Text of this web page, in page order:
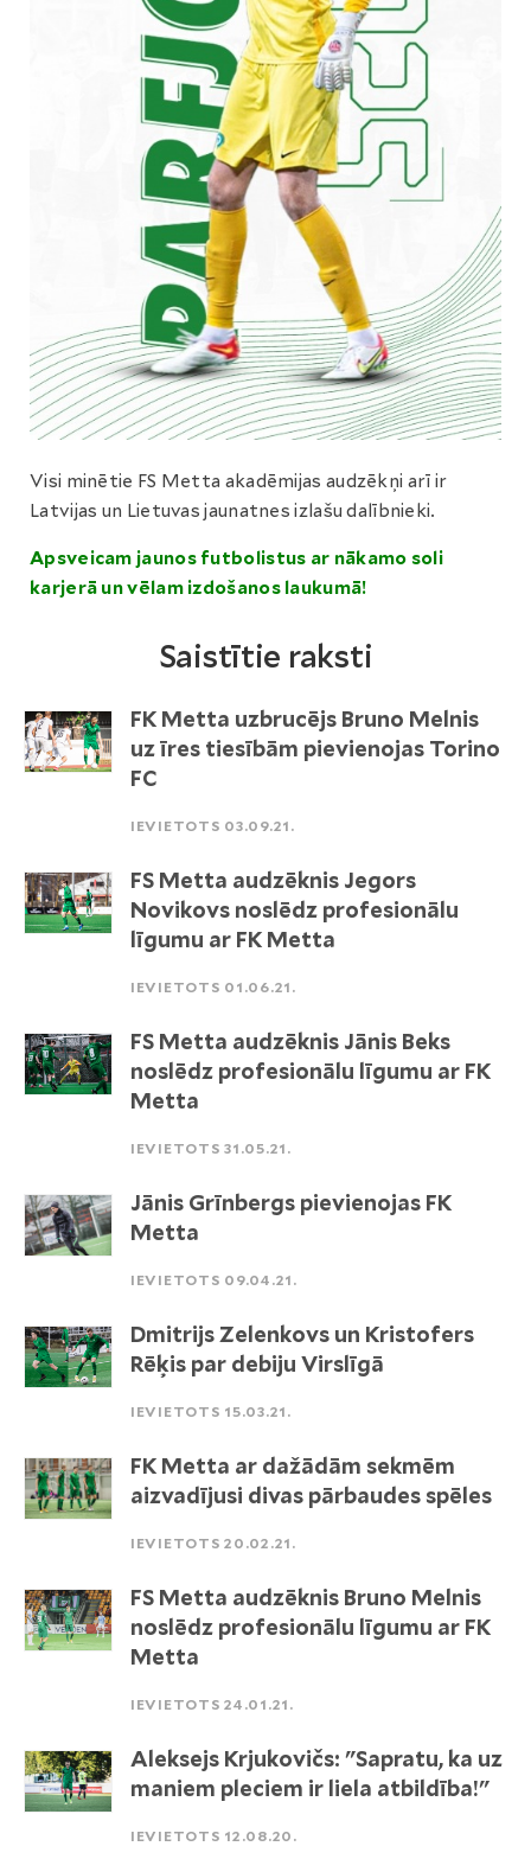
Visi minētie FS Metta akadēmijas audzēkņi arī ir
Latvijas un Lietuvas jaunatnes izlašu dalībnieki.
Apsveicam jaunos futbolistus ar nākamo soli
karjerā un vēlam izdošanos laukumā!
Saistītie raksti
FK Metta uzbrucējs Bruno Melnis
uz īres tiesībām pievienojas Torino
FC
IEVIETOTS 03.09.21.
FS Metta audzēknis Jegors
Novikovs noslēdz profesionālu
līgumu ar FK Metta
IEVIETOTS 01.06.21.
FS Metta audzēknis Jānis Beks
noslēdz profesionālu līgumu ar FK
Metta
IEVIETOTS 31.05.21.
Jānis Grīnbergs pievienojas FK
Metta
IEVIETOTS 09.04.21.
Dmitrijs Zelenkovs un Kristofers
Rēķis par debiju Virslīgā
IEVIETOTS 15.03.21.
FK Metta ar dažādām sekmēm
aizvadījusi divas pārbaudes spēles
IEVIETOTS 20.02.21.
FS Metta audzēknis Bruno Melnis
noslēdz profesionālu līgumu ar FK
Metta
IEVIETOTS 24.01.21.
Aleksejs Krjukovičs: "Sapratu, ka uz
maniem pleciem ir liela atbildība!"
IEVIETOTS 12.08.20.